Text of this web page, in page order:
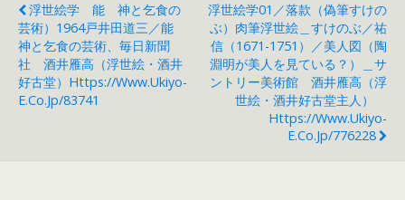
浮世絵学 能 神と乞食の
芸術）1964戸井田道三／能
神と乞食の芸術、毎日新聞
社 酒井雁高（浮世絵・酒井
好古堂）https://www.ukiyo-
E.co.jp/83741
浮世絵学01／落款（偽筆すけの
ぶ）肉筆浮世絵＿すけのぶ／祐
信（1671-1751）／美人図（陶
淵明が美人を見ている？）＿サ
ントリー美術館 酒井雁高（浮
世絵・酒井好古堂主人）
Https://www.ukiyo-
E.co.jp/776228